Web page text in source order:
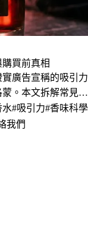
買前真相
廣告宣稱的吸引力
。本文拆解常見成
明氣味影響吸引力
水#吸引力#香味科學
我們